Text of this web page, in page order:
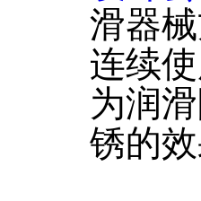
滑器
连续
为润
锈的